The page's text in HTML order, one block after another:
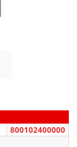
800102400000